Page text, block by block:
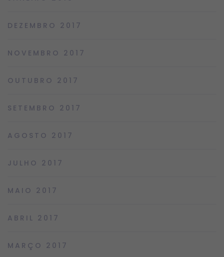
DEZEMBRO 2017
NOVEMBRO 2017
OUTUBRO 2017
SETEMBRO 2017
AGOSTO 2017
JULHO 2017
MAIO 2017
ABRIL 2017
MARÇO 2017